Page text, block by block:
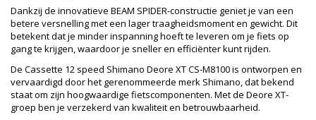
Dankzij de innovatieve BEAM SPIDER-constructie geniet je van een
betere versnelling met een lager traagheidsmoment en gewicht. Dit
betekent dat je minder inspanning hoeft te leveren om je fiets op
gang te krijgen, waardoor je sneller en efficiënter kunt rijden.
De Cassette 12 speed Shimano Deore XT CS-M8100 is ontworpen en
vervaardigd door het gerenommeerde merk Shimano, dat bekend
staat om zijn hoogwaardige fietscomponenten. Met de Deore XT-
groep ben je verzekerd van kwaliteit en betrouwbaarheid.